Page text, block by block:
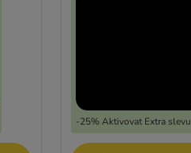
-25% Aktivovat Extra slevu